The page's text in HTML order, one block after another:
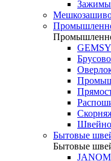
Зажимы
Бытовые
Бытовые